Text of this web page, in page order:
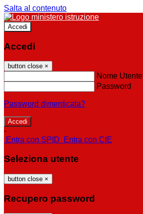
Salta al contenuto
Accedi
Accedi
button close ×
Nome Utente
Password
Password dimenticata?
-
Entra con SPID
Entra con CIE
Seleziona utente
button close ×
Recupero password